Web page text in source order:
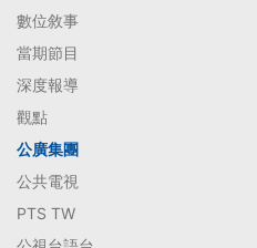
數位敘事
當期節目
深度報導
觀點
公廣集團
公共電視
PTS TW